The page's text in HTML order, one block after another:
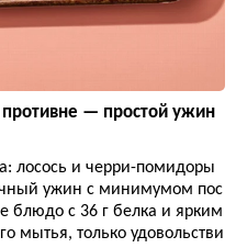
— простой ужин
лосось и черри-помидоры
ужин с минимумом пос
блюдо с 36 г белка и ярким
мытья, только удовольстви